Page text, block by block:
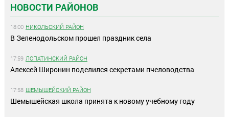
НОВОСТИ РАЙОНОВ
18:00 НИКОЛЬСКИЙ РАЙОН
В Зеленодольском прошел праздник села
17:59 ЛОПАТИНСКИЙ РАЙОН
Алексей Широнин поделился секретами пчеловодства
17:58 ШЕМЫШЕЙСКИЙ РАЙОН
Шемышейская школа принята к новому учебному году